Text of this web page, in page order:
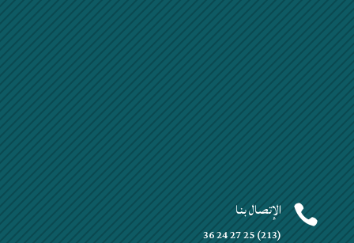
 الإتصال بنا
(213) 25 27 24 36